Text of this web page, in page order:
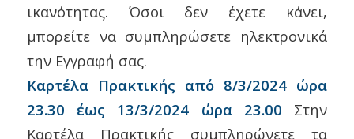
ικανότητας. Όσοι δεν έχετε κάνει,
μπορείτε να συμπληρώσετε ηλεκτρονικά
την Εγγραφή σας.
Καρτέλα Πρακτικής από 8/3/2024 ώρα
23.30 έως 13/3/2024 ώρα 23.00 Στην
Καρτέλα Πρακτικής συμπληρώνετε τα